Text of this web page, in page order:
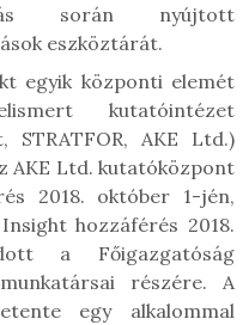
során nyújtott
eszköztárát.
egyik központi elemét
kutatóintézet
STRATFOR, AKE Ltd.)
AKE Ltd. kutatóközpont
2018. október 1-jén,
hozzáférés 2018.
a Főigazgatóság
részére.
A
egy alkalommal